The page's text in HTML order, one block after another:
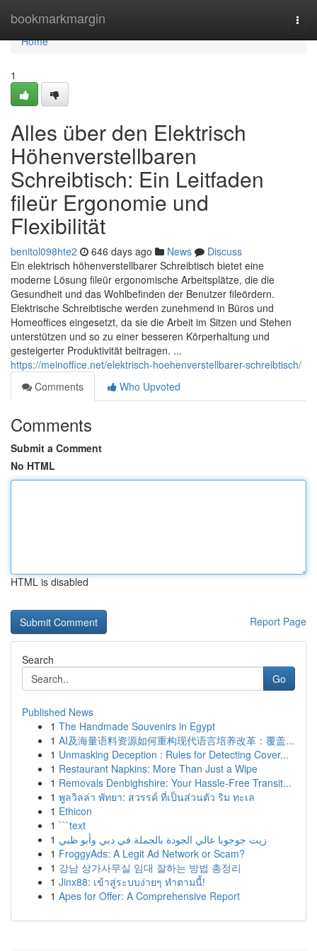
bookmarkmargin
Home
Home
1
Alles über den Elektrisch
Höhenverstellbaren
Schreibtisch: Ein Leitfaden
fileür Ergonomie und
Flexibilität
benitol098hte2 646 days ago News
Discuss
Ein elektrisch höhenverstellbarer Schreibtisch bietet eine
moderne Lösung fileür ergonomische Arbeitsplätze, die die
Gesundheit und das Wohlbefinden der Benutzer fileördern.
Elektrische Schreibtische werden zunehmend in Büros und
Homeoffices eingesetzt, da sie die Arbeit im Sitzen und Stehen
unterstützen und so zu einer besseren Körperhaltung und
gesteigerter Produktivität beitragen. ...
https://meinoffice.net/elektrisch-hoehenverstellbarer-schreibtisch/
Comments
Who Upvoted
Comments
Submit a Comment
No HTML
HTML is disabled
Report Page
Search
Go
Published News
1 The Handmade Souvenirs in Egypt
1 AI及海量语料资源如何重构现代语言培养改革：覆盖...
1 Unmasking Deception : Rules for Detecting Cover...
1 Restaurant Napkins: More Than Just a Wipe
1 Removals Denbighshire: Your Hassle-Free Transit...
1 พูลวิลล่า พัทยา: สวรรค์ ที่เป็นส่วนตัว ริม ทะเล
1 Ethicon
1 ```text
1 زيت جوجوبا عالي الجودة بالجملة في دبي وأبو ظبي
1 FroggyAds: A Legit Ad Network or Scam?
1 강남 상가사무실 임대 잘하는 방법 총정리
1 Jinx88: เข้าสู่ระบบง่ายๆ ทำตามนี้!
1 Apes for Offer: A Comprehensive Report